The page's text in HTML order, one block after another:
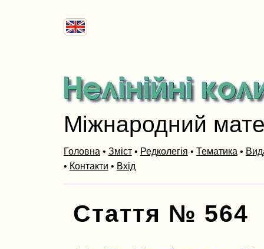
Міжнародний
Головна • Зміст• Редколегія • Тематика •
• Контакти • Вхід
Стаття № 564